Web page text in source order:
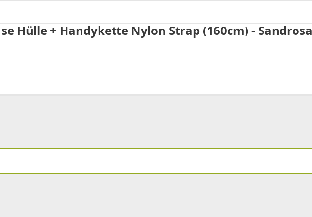
Hülle + Handykette Nylon Strap (160cm) - Sandrosa